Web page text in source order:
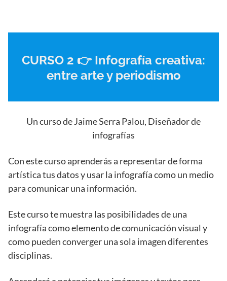
CURSO 2 👉 Infografía creativa:
entre arte y periodismo
Un curso de Jaime Serra Palou, Diseñador de
infografías
Con este curso aprenderás a representar de forma
artística tus datos y usar la infografía como un medio
para comunicar una información.
Este curso te muestra las posibilidades de una
infografía como elemento de comunicación visual y
como pueden converger una sola imagen diferentes
disciplinas.